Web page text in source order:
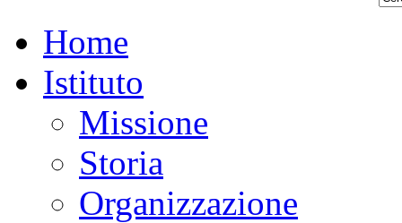
Home
Istituto
Missione
Storia
Organizzazione